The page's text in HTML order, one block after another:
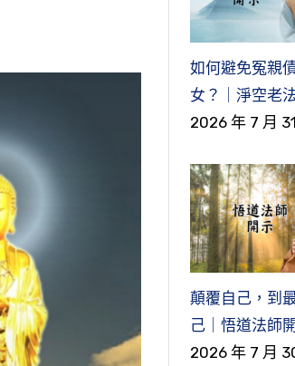
如何避免冤親
女？｜淨空老
2026 年 7 月
顛覆自己，到
己｜悟道法師
2026 年 7 月